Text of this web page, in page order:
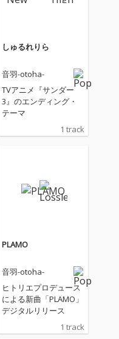
しゅるれりら
音羽-otoha-
TVアニメ『サンダー
3』のエンディング・
テーマ
1 track
PLAMO
音羽-otoha-
ヒトリエプロデュース
による新曲「PLAMO」
デジタルリリース
1 track